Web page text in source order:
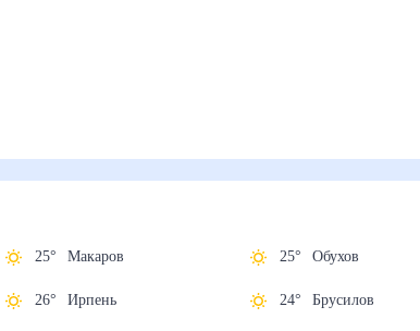
25° Макаров
26° Ирпень
25° Обухов
24° Брусилов